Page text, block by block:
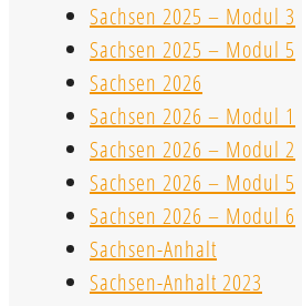
Sachsen 2025 – Modul 3
Sachsen 2025 – Modul 5
Sachsen 2026
Sachsen 2026 – Modul 1
Sachsen 2026 – Modul 2
Sachsen 2026 – Modul 5
Sachsen 2026 – Modul 6
Sachsen-Anhalt
Sachsen-Anhalt 2023